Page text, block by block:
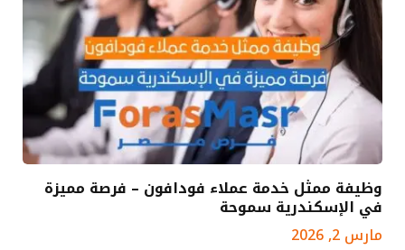
وظيفة ممثل خدمة عملاء فودافون – فرصة مميزة
في الإسكندرية سموحة
مارس 2, 2026